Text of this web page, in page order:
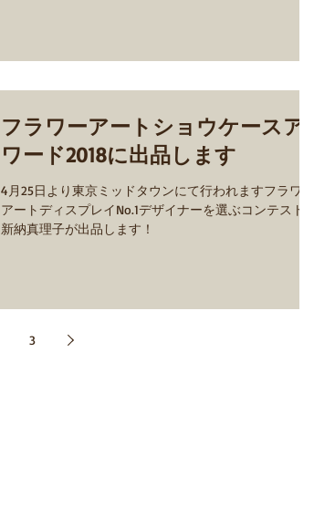
フラワーアートショウケースア
ワード2018に出品します
4月25日より東京ミッドタウンにて行われますフラワー
アートディスプレイNo.1デザイナーを選ぶコンテストに
新納真理子が出品します！
3